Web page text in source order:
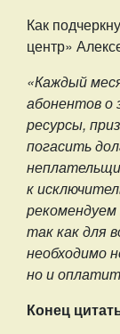
Как
центр»
«Каждый
абонентов о
ресурсы,
погасить
к
рекомендуем
так как для
необходимо
но и
Конец